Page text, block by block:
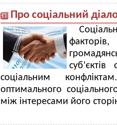
Про соціальний
суб’єктів
соціальним
оптимального
між інтересами його